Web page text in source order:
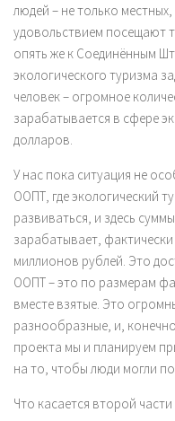
людей – не только
удовольствием посещают
опять же к Соединённым
экологического туризма
человек – огромное
зарабатывается в сфере
долларов.
У нас пока ситуация не
ООПТ, где экологический
развиваться, и здесь
зарабатывает,
миллионов рублей. Это
ООПТ – это по размерам
вместе взятые. Это
разнообразные, и,
проекта мы и планируем
на то, чтобы люди могли
Что касается второй